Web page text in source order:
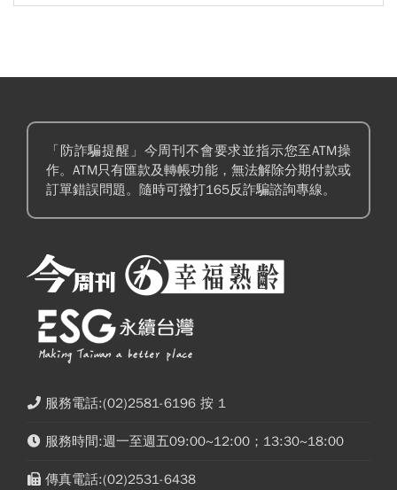
「防詐騙提醒」今周刊不會要求並指示您至ATM操
作。ATM只有匯款及轉帳功能，無法解除分期付款或
訂單錯誤問題。隨時可撥打165反詐騙諮詢專線。
服務電話:(02)2581-6196 按 1
服務時間:週一至週五09:00~12:00；13:30~18:00
傳真電話:(02)2531-6438